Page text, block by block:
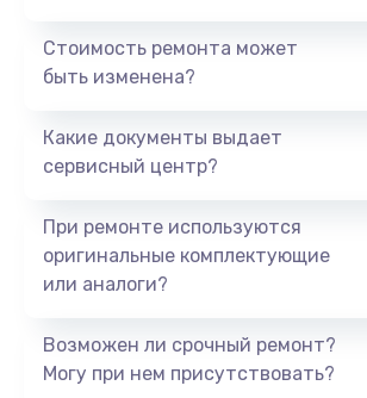
Чистка от пыли
Ремонт подсветки
1200 руб.
Замена электронных
Стоимость ремонта может
быть изменена?
Какие документы выдает
сервисный центр?
При ремонте используются
оригинальные комплектующие
или аналоги?
Возможен ли срочный ремонт?
Могу при нем присутствовать?